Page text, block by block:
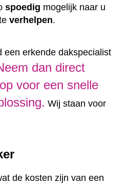
spoedig mogelijk naar u
verhelpen.
een erkende dakspecialist
dan direct
voor een snelle
Wij staan voor
de kosten zijn van een